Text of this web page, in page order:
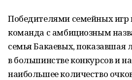
Победителями семейных игр
команда с амбициозным
семья Бакаевых, показавшая
в большинстве конкурсов и
наибольшее количество